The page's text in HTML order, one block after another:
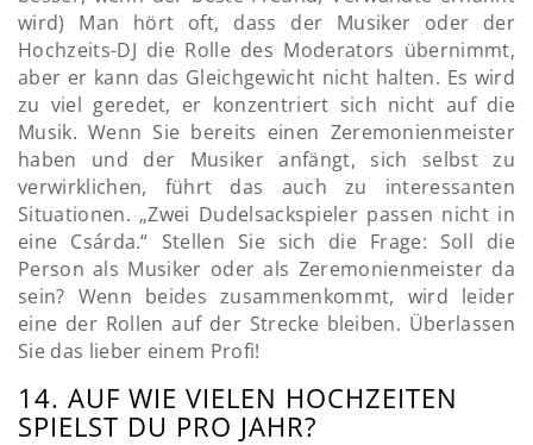
wird) Man hört oft, dass der Musiker oder der
Hochzeits-DJ die Rolle des Moderators übernimmt,
aber er kann das Gleichgewicht nicht halten. Es wird
zu viel geredet, er konzentriert sich nicht auf die
Musik. Wenn Sie bereits einen Zeremonienmeister
haben und der Musiker anfängt, sich selbst zu
verwirklichen, führt das auch zu interessanten
Situationen. „Zwei Dudelsackspieler passen nicht in
eine Csárda.“ Stellen Sie sich die Frage: Soll die
Person als Musiker oder als Zeremonienmeister da
sein? Wenn beides zusammenkommt, wird leider
eine der Rollen auf der Strecke bleiben. Überlassen
Sie das lieber einem Profi!
14. AUF WIE VIELEN HOCHZEITEN
SPIELST DU PRO JAHR?